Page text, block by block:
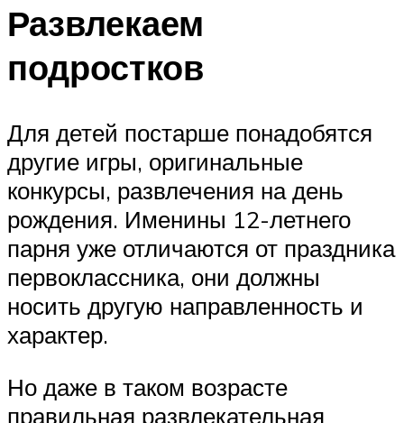
Развлекаем
подростков
Для детей постарше понадобятся
другие игры, оригинальные
конкурсы, развлечения на день
рождения. Именины 12-летнего
парня уже отличаются от праздника
первоклассника, они должны
носить другую направленность и
характер.
Но даже в таком возрасте
правильная развлекательная